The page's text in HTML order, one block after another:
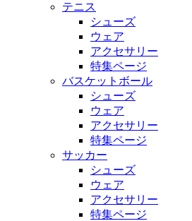
テニス
シューズ
ウェア
アクセサリー
特集ページ
バスケットボール
シューズ
ウェア
アクセサリー
特集ページ
サッカー
シューズ
ウェア
アクセサリー
特集ページ